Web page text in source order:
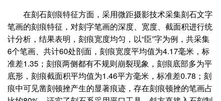
在刻石刻痕特征方面，采用微距摄影技术采集刻石文字
笔画的刻痕特征，对刻字笔画的深度、宽度、截面积进行统
计分析，结果表明，刻痕宽度均匀，以“臣”字为例，共采集
6个笔画、共计60处剖面，刻痕宽度平均值为4.17毫米，标
准差1.35；刻痕两侧都有不规则崩裂现象，刻痕底部多为平
底形，刻痕截面积平均值为1.46平方毫米，标准差0.78；刻
痕中可见凿刻顿挫产生的显著痕迹，存在刻痕顿挫的笔画占